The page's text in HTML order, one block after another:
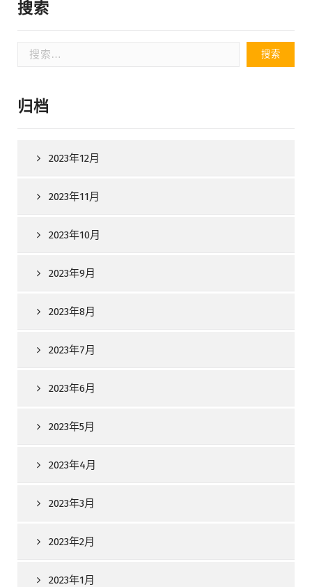
搜索
归档
2023年12月
2023年11月
2023年10月
2023年9月
2023年8月
2023年7月
2023年6月
2023年5月
2023年4月
2023年3月
2023年2月
2023年1月